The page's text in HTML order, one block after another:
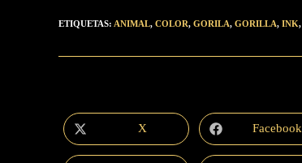
ETIQUETAS: ANIMAL, COLOR, GORILA, GORILLA, INK,
X Facebook